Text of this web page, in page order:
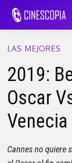
LAS MEJORES
2019:
Oscar
Venecia
Cannes no quiere